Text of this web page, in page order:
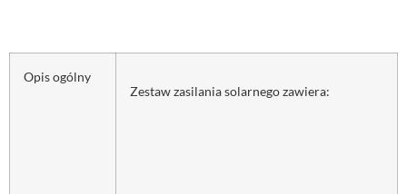
Opis ogólny
Zestaw zasilania solarnego zawiera: